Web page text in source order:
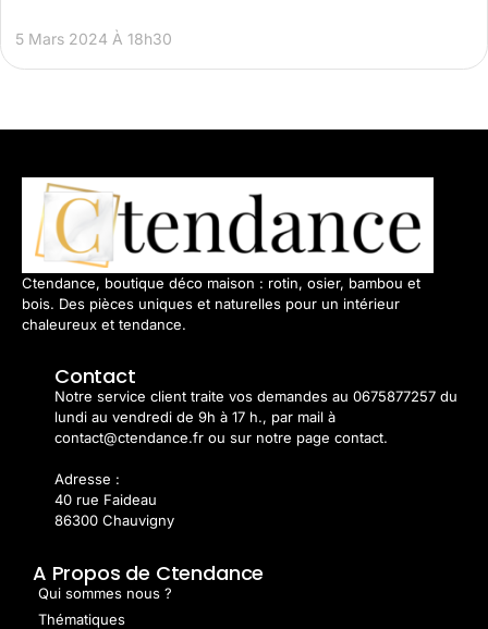
5 Mars 2024 À 18h30
Ctendance, boutique déco maison : rotin, osier, bambou et
bois. Des pièces uniques et naturelles pour un intérieur
chaleureux et tendance.
Contact
Notre service client traite vos demandes au 0675877257 du
lundi au vendredi de 9h à 17 h., par mail à
contact@ctendance.fr ou sur notre page contact.
Adresse :
40 rue Faideau
86300 Chauvigny
A Propos de Ctendance
Qui sommes nous ?
Thématiques